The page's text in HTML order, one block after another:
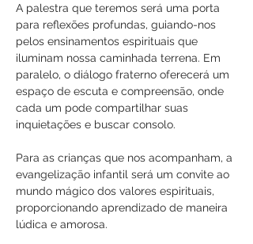
A palestra que teremos será uma porta
para reflexões profundas, guiando-nos
pelos ensinamentos espirituais que
iluminam nossa caminhada terrena. Em
paralelo, o diálogo fraterno oferecerá um
espaço de escuta e compreensão, onde
cada um pode compartilhar suas
inquietações e buscar consolo.
Para as crianças que nos acompanham, a
evangelização infantil será um convite ao
mundo mágico dos valores espirituais,
proporcionando aprendizado de maneira
lúdica e amorosa.